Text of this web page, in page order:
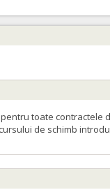
toate contractele
de schimb